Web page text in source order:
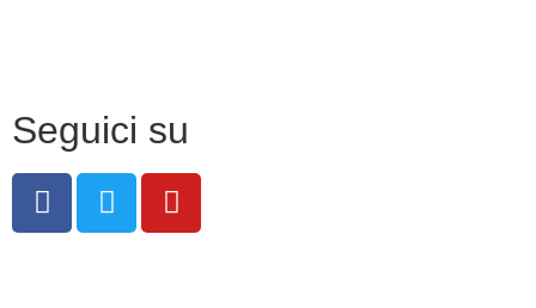
Seguici su